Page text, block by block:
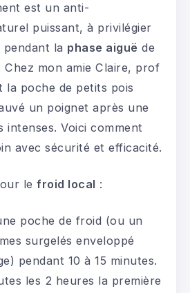
est un anti-
puissant, à privilégier
la phase aiguë de
Chez mon amie Claire, prof
la poche de petits pois
un poignet après une
intenses. Voici comment
avec sécurité et efficacité.
le froid local :
poche de froid (ou un
surgelés enveloppé
pendant 10 à 15 minutes.
les 2 heures la première